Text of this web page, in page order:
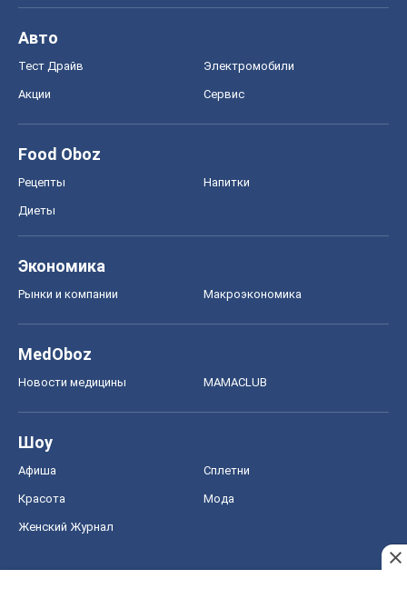
Авто
Тест Драйв Электромобили
Акции Сервис
Food Oboz
Рецепты Напитки
Диеты
Экономика
Рынки и компании Mакроэкономика
MedOboz
Новости медицины MAMACLUB
Шоу
Афиша Сплетни
Красота Мода
Женский Журнал